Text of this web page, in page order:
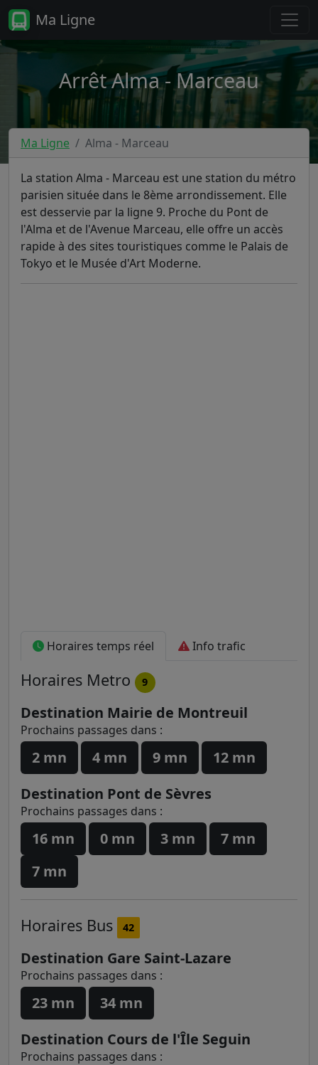
Ma Ligne
Arrêt Alma - Marceau
Ma Ligne Alma - Marceau
La station Alma - Marceau est une station du métro
parisien située dans le 8ème arrondissement. Elle
est desservie par la ligne 9. Proche du Pont de
l'Alma et de l'Avenue Marceau, elle offre un accès
rapide à des sites touristiques comme le Palais de
Tokyo et le Musée d'Art Moderne.
Horaires temps réel Info trafic
Horaires Metro 9
Destination Mairie de Montreuil
Prochains passages dans :
2 mn 4 mn 9 mn
12 mn
Destination Pont de Sèvres
Prochains passages dans :
16 mn 0 mn 3 mn
7 mn
7 mn
Horaires Bus 42
Destination Gare Saint-Lazare
Prochains passages dans :
23 mn
34 mn
Destination Cours de l'Île Seguin
Prochains passages dans :